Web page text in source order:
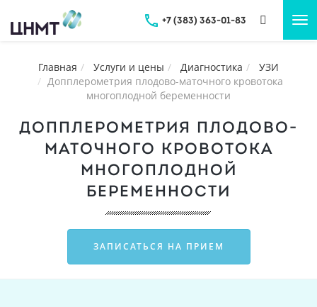
+7 (383) 363-01-83
Главная Услуги и цены Диагностика
УЗИ
Допплерометрия плодово-маточного кровотока
многоплодной беременности
ДОППЛЕРОМЕТРИЯ ПЛОДОВО-
МАТОЧНОГО КРОВОТОКА
МНОГОПЛОДНОЙ
БЕРЕМЕННОСТИ
ЗАПИСАТЬСЯ НА ПРИЕМ